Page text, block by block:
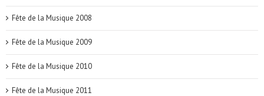
Fête de la Musique 2008
Fête de la Musique 2009
Fête de la Musique 2010
Fête de la Musique 2011